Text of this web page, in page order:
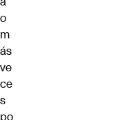
o
m
ás
ve
ce
s